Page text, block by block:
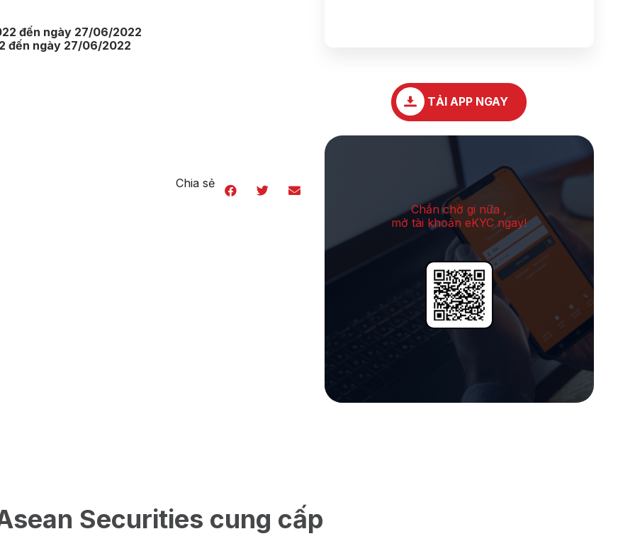
đến ngày 27/06/2022
đến ngày 27/06/2022
Chia sẻ
TẢI APP NGAY
Chần chờ gi nữa ,
mở tài khoản eKYC ngay!
Securities cung cấp